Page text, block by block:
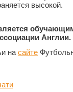
Англии.
на сайте